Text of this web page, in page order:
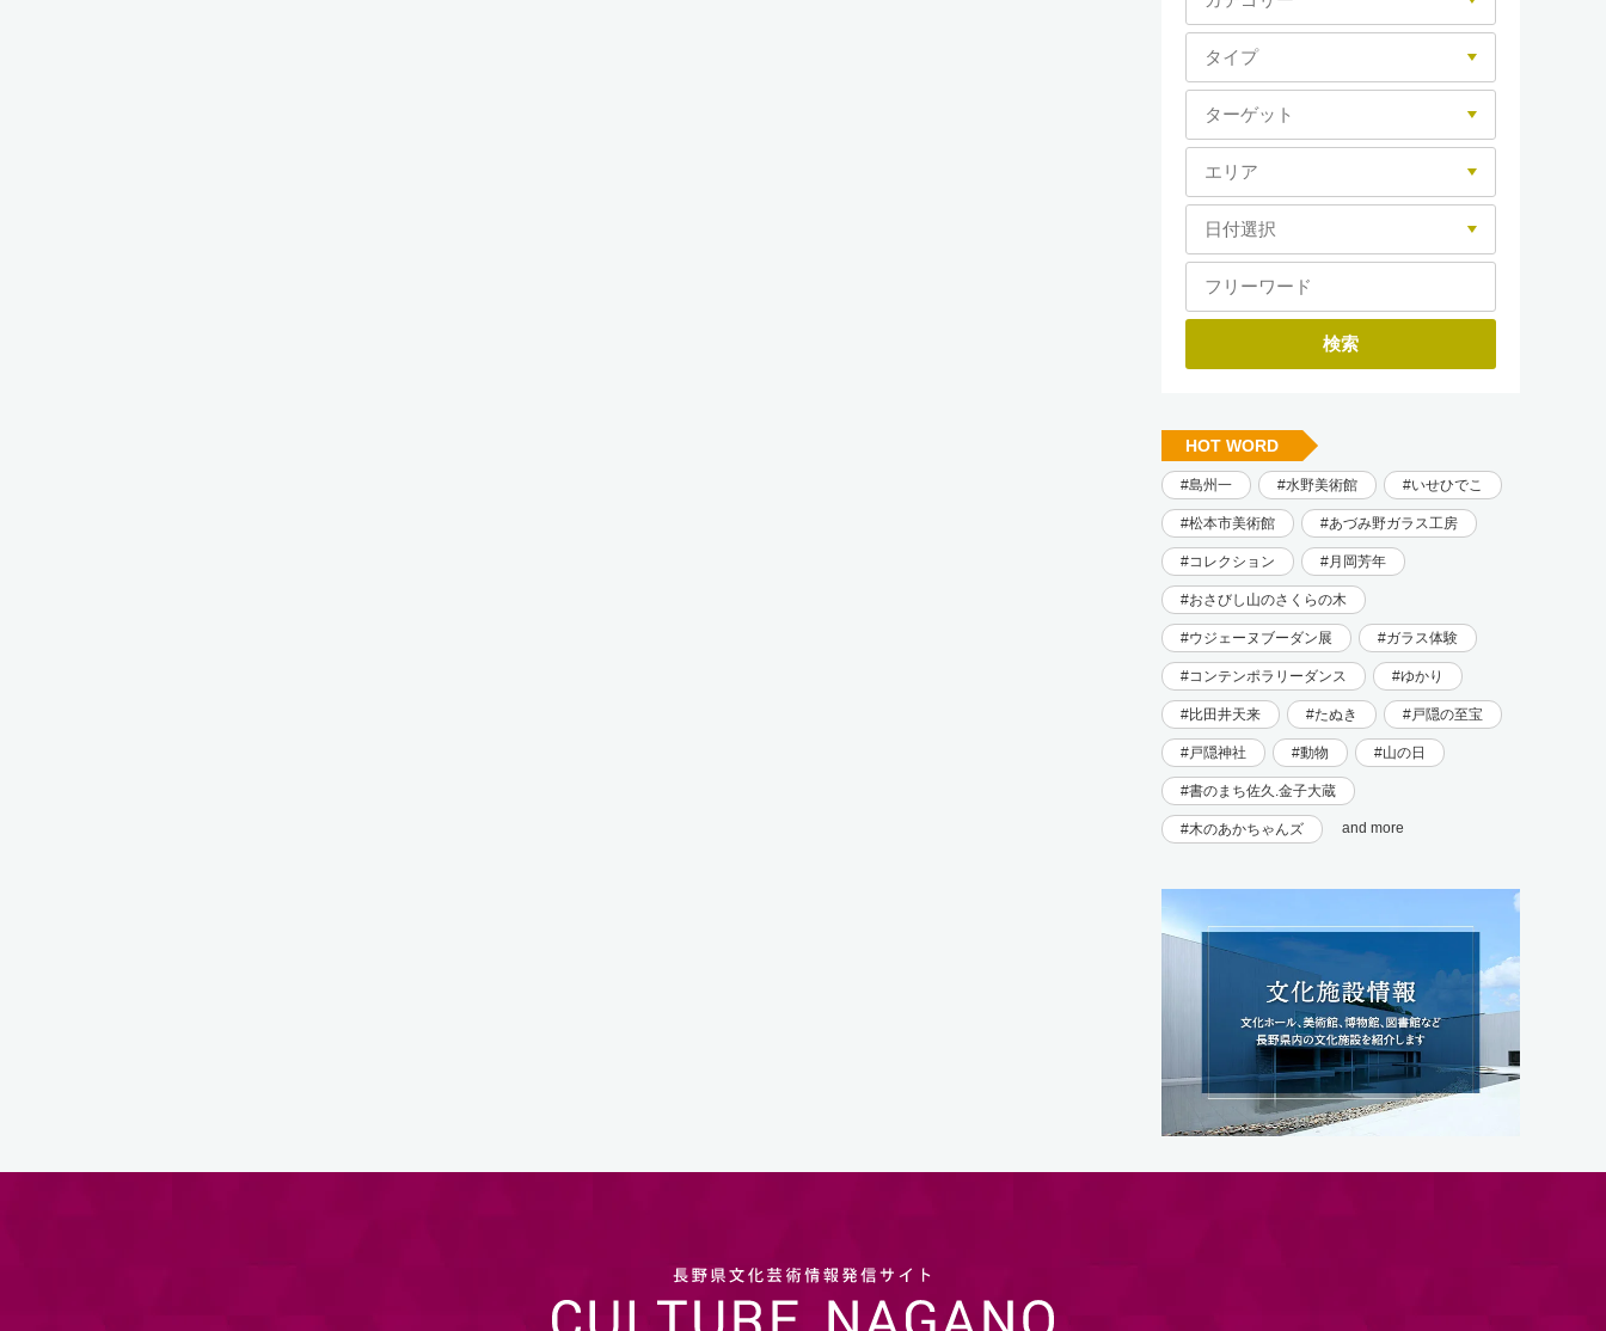
HOT WORD
島州一 水野美術館 いせひでこ
松本市美術館 あづみ野ガラス工房
コレクション 月岡芳年
おさびし山のさくらの木
ウジェーヌブーダン展 ガラス体験
コンテンポラリーダンス ゆかり
比田井天来 たぬき 戸隠の至宝
戸隠神社 動物 山の日
書のまち佐久.金子大蔵
木のあかちゃんズ and more